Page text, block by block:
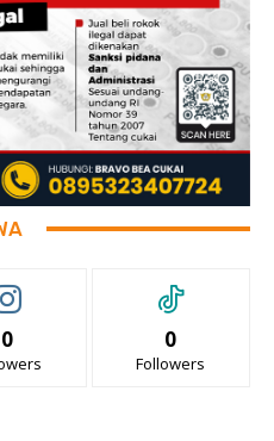
0 0
Followers